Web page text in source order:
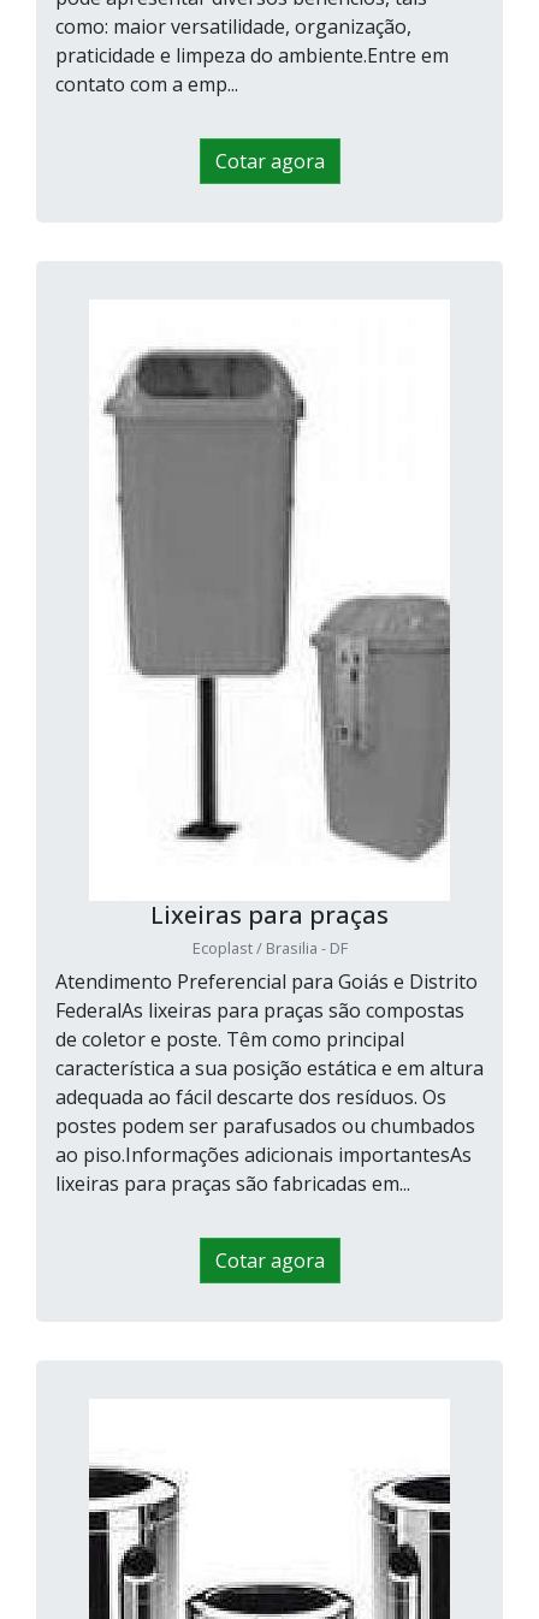
como: maior versatilidade, organização,
praticidade e limpeza do ambiente.Entre em
contato com a emp...
Cotar agora
Lixeiras para praças
Ecoplast / Brasilia - DF
Atendimento Preferencial para Goiás e Distrito
FederalAs lixeiras para praças são compostas
de coletor e poste. Têm como principal
característica a sua posição estática e em altura
adequada ao fácil descarte dos resíduos. Os
postes podem ser parafusados ou chumbados
ao piso.Informações adicionais importantesAs
lixeiras para praças são fabricadas em...
Cotar agora